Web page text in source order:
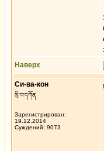
Наверх
Си-ва-кон
སྲི་བ་དཀོན
Зарегистрирован:
19.12.2014
Суждений: 9073